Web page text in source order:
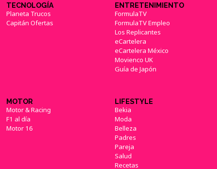
TECNOLOGÍA
Planeta Trucos
Capitán Ofertas
ENTRETENIMIENTO
FormulaTV
FormulaTV Empleo
Los Replicantes
eCartelera
eCartelera México
Movienco UK
Guía de Japón
MOTOR
Motor & Racing
F1 al día
Motor 16
LIFESTYLE
Bekia
Moda
Belleza
Padres
Pareja
Salud
Recetas